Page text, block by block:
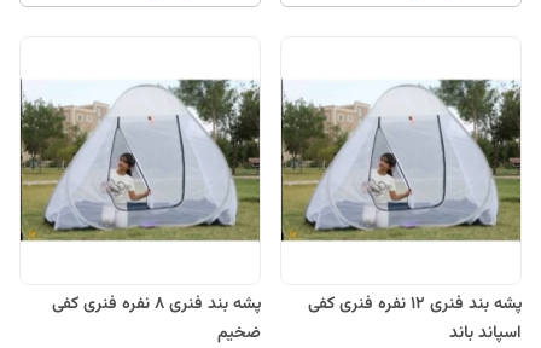
پشه بند فنری 12 نفره فنری کفی
اسپاند باند
پشه بند فنری 8 نفره فنری کفی
ضخیم